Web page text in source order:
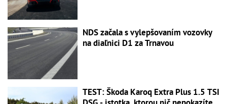
NDS začala s vylepšovaním vozovky
na diaľnici D1 za Trnavou
TEST: Škoda Karoq Extra Plus 1.5 TSI